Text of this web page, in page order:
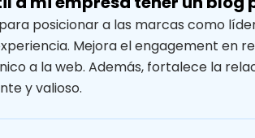
posicionar a las marcas como
Mejora el engagement en
a la web. Además, fortalece la
y valioso.